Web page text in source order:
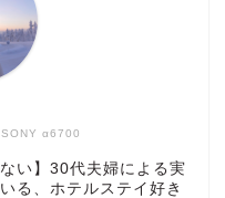
α6700
い】30代夫婦による実
る、ホテルステイ好き